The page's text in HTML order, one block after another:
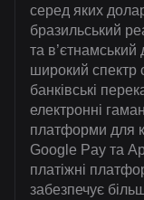
серед яких
бразильський
та в’єтнамський
широкий спектр
банківські
електронні
платформи для
Google Pay та
платіжні
забезпечує